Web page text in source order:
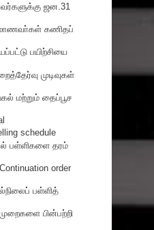
ஜன.31
மாணவா்கள் கணிதப்
பயிற்சியை
முடிவுகள்
மற்றும் தைப்பூச
schedule
பள்ளிகளை தரம்
order
பள்ளித்
பின்பற்றி